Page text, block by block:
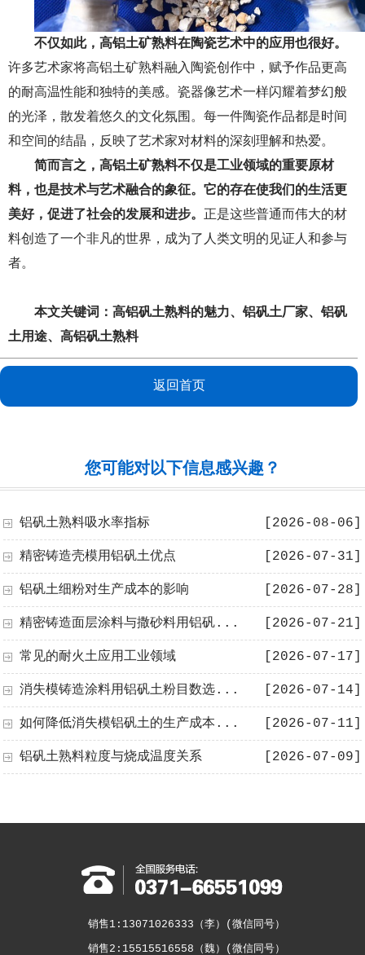
不仅如此， 高铝土矿熟料在陶瓷艺术中的应用也很好。
许多艺术家将高铝土矿熟料融入陶瓷创作中，赋予作品更高
的耐高温性能和独特的美感。瓷器像艺术一样闪耀着梦幻般
的光泽，散发着悠久的文化氛围。每一件陶瓷作品都是时间
和空间的结晶，反映了艺术家对材料的深刻理解和热爱。
简而言之， 高铝土矿熟料不仅是工业领域的重要原材
料，也是技术与艺术融合的象征。它的存在使我们的生活更
美好，促进了社会的发展和进步。 正是这些普通而伟大的材
料创造了一个非凡的世界，成为了人类文明的见证人和参与
者。
本文关键词： 高铝矾土熟料的魅力、 铝矾土厂家、 铝矾
土用途、 高铝矾土熟料
返回首页
您可能对以下信息感兴趣？
[2026-08-06]
铝矾土熟料吸水率指标
[2026-07-31]
精密铸造壳模用铝矾土优点
[2026-07-28]
铝矾土细粉对生产成本的影响
[2026-07-21]
精密铸造面层涂料与撒砂料用铝矾...
[2026-07-17]
常见的耐火土应用工业领域
[2026-07-14]
消失模铸造涂料用铝矾土粉目数选...
[2026-07-11]
如何降低消失模铝矾土的生产成本...
[2026-07-09]
铝矾土熟料粒度与烧成温度关系
销售1:13071026333（李）(微信同号）
销售2:15515516558（魏）(微信同号）